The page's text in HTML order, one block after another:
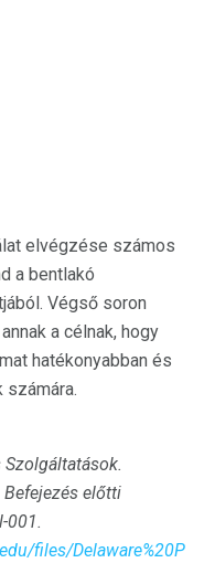
elvégzése számos
a bentlakó
Végső soron
a célnak, hogy
hatékonyabban és
számára.
Befejezés előtti
001.
files/Delaware%20P